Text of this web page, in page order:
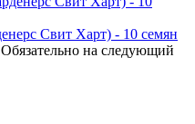
Свит Харт) - 10 семян
на следующий